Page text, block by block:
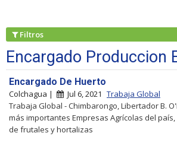
Filtros
Encargado Produccion
Encargado De Huerto
Colchagua | Jul 6, 2021 Trabaja Global
Trabaja Global - Chimbarongo, Libertador B.
más importantes Empresas Agrícolas del
de frutales y hortalizas